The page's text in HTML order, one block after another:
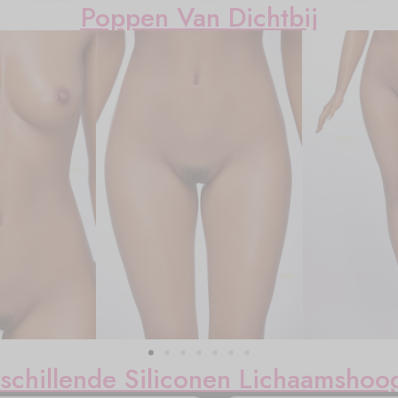
Poppen Van Dichtbij
Siliconen